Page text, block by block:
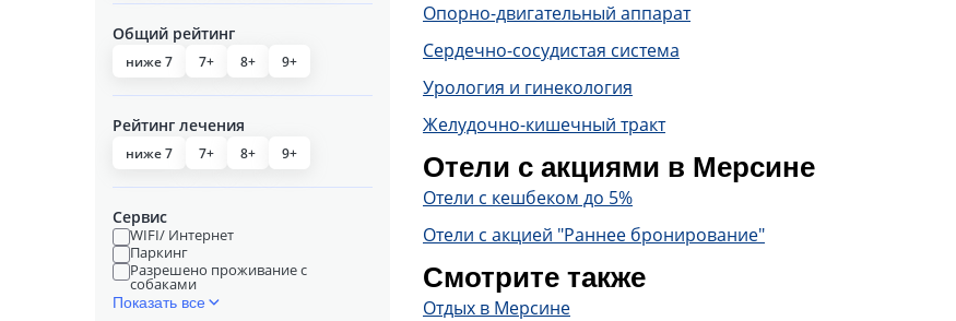
Общий рейтинг
ниже 7 7+ 8+ 9+
Рейтинг лечения
ниже 7 7+ 8+ 9+
Сервис
WIFI/ Интернет
Паркинг
Разрешено проживание с
собаками
Показать все
Опорно-двигательный аппарат
Сердечно-сосудистая система
Урология и гинекология
Желудочно-кишечный тракт
Отели с акциями в Мерсине
Отели с кешбеком до 5%
Отели с акцией "Раннее бронирование"
Смотрите также
Отдых в Мерсине